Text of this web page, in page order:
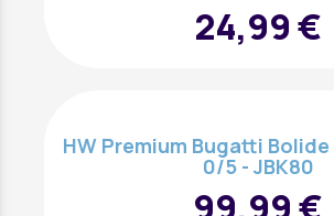
24,99 €
HW Premium Bugatti
0/5 - JBK80